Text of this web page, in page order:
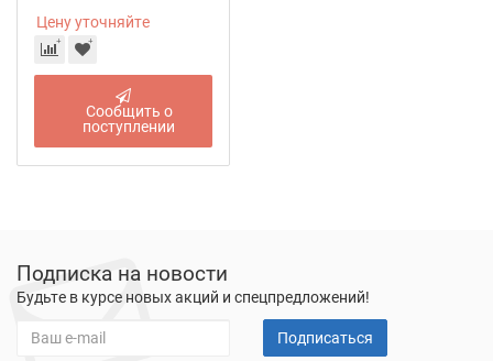
Цену уточняйте
Сообщить о
поступлении
Подписка на новости
Будьте в курсе новых акций и спецпредложений!
Подписаться